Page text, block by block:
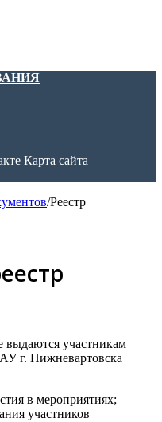
Карта сайта
/Реестр
выдаются участникам
г. Нижневартовска
в мероприятиях;
участников